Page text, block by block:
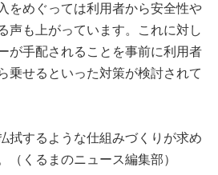
をめぐっては利用者から安全性や
声も上がっています。これに対し
が手配されることを事前に利用者
乗せるといった対策が検討されて
拭するような仕組みづくりが求め
（くるまのニュース編集部）